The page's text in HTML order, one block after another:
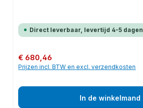
Direct leverbaar, levertijd 4-5 dagen
Normale prijs:
€ 680,46
Prijzen incl. BTW en excl. verzendkosten
In de winkelmand